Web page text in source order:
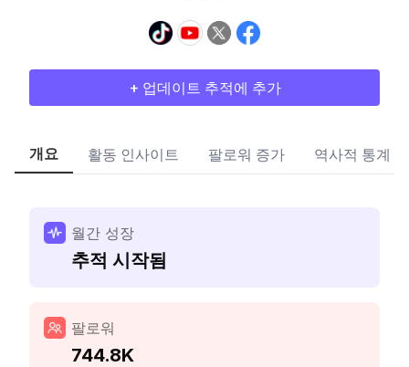
+ 업데이트 추적에 추가
개요 활동 인사이트 팔로워 증가 역사적 통계
월간 성장
추적 시작됨
팔로워
744.8K